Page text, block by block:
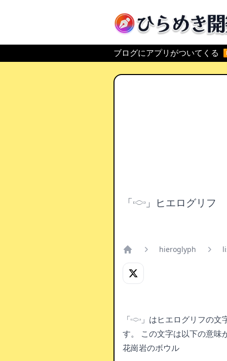
ひらめき開発
ブログにアプリがついてくる
「𓎷」ヒエログリフ
Home
hieroglyph
「𓎷」はヒエログリフの文
す。
この文字は以下の意味
花崗岩のボウル